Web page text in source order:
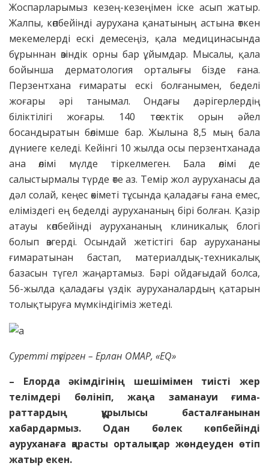
Жос­пар­ларымыз кезең-кезеңімен іске асып жатыр.
Жалпы, көп­бейінді аурухана қанатының астына өткен
мекемелерді ескі демесеңіз, қала медицинасында
бұрыннан өзіндік орны бар ұйымдар. Мысалы, қала
бойынша дерматология орта­лығы бізде ғана.
Перзентхана ғимараты ескі болғанымен, беделі
жоғары әрі танымал. Ондағы дәрігерлердің
біліктілігі жоғары. 140 төсектік орын әйел
босандыратын бөлімше бар. Жылына 8,5 мың бала
дүниеге келеді. Кейінгі 10 жылда осы перзентханада
ана өлімі мүлде тіркелмеген. Бала өлімі де
салыстырмалы түрде өте аз. Темір жол ауруханасы да
дәл солай, кеңес өкіметі тұсында қаладағы ғана емес,
еліміздегі ең беделді аурухананың бірі болған. Қазір
атауы көпбейінді аурухананың клиникалық блогі
болып өзгерді. Осындай жетістігі бар аурухананы
ғимаратынан бас­тап, материалдық-техникалық
базасын түгел жаңартамыз. Бәрі ойдағыдай болса,
56-жылда қаладағы үздік ауруханалардың қатарын
толықтыруға мүмкін­дігіміз жетеді.
Суретті түсірген – Ерлан ОМАР, «EQ»
– Елорда әкімдігінің шеші­мімен тиісті жер
телімдері бө­лініп, жаңа заманауи ғима­
раттардың құрылысы бас­тал­ғанынан
хабардармыз. Одан бөлек көпбейінді
ауруханаға қарасты орталықтар жөндеу­ден өтіп
жатыр екен.